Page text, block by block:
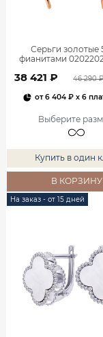
Серьги золотые
фианитами
38 421 ₽ 46 290
от6 404 ₽ x 6
Выберите
Купить в один
В КОРЗИНУ
На заказ - от 15 дней